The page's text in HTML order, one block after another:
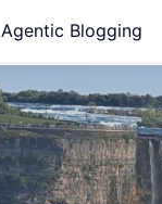
Agentic Blogging